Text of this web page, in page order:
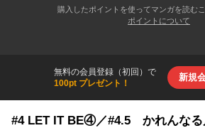
購入したポイントを使ってマンガを読むこ
ポイントについて
無料の会員登録（初回）で
100pt プレゼント！
新規
#4 LET IT BE④／#4.5 かれんなる